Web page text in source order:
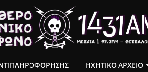
ΗΧΗΤΙΚΟ ΑΡΧΕΙΟ